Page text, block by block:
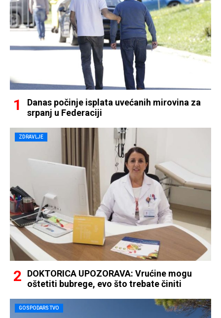
Danas počinje isplata uvećanih mirovina za
srpanj u Federaciji
ZDRAVLJE
DOKTORICA UPOZORAVA: Vrućine mogu
oštetiti bubrege, evo što trebate činiti
GOSPODARSTVO